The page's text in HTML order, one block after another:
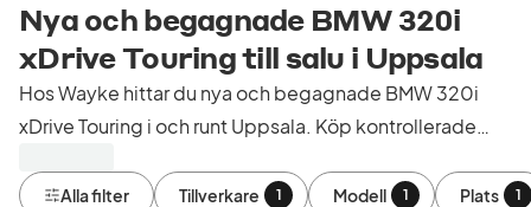
Nya och begagnade BMW 320i
xDrive Touring till salu i Uppsala
Hos Wayke hittar du nya och begagnade BMW 320i
xDrive Touring i och runt Uppsala. Köp kontrollerade
Alla filter Tillverkare 1 Modell 1 Plats 1